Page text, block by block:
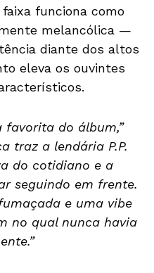
funciona como
melancólica —
diante dos altos
eleva os ouvintes
favorita do álbum,”
traz a lendária P.P.
do cotidiano e a
seguindo em frente.
e uma vibe
no qual nunca havia